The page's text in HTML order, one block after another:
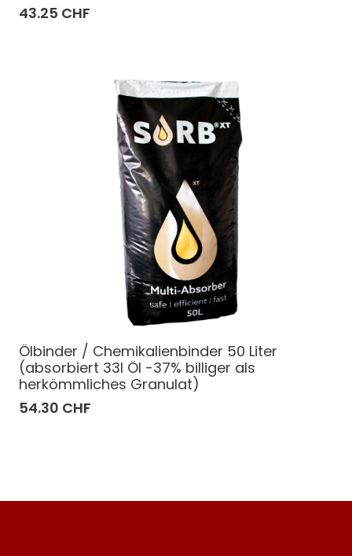
43.25 CHF
Ölbinder / Chemikalienbinder 50 Liter
(absorbiert 33l Öl -37% billiger als
herkömmliches Granulat)
54.30 CHF